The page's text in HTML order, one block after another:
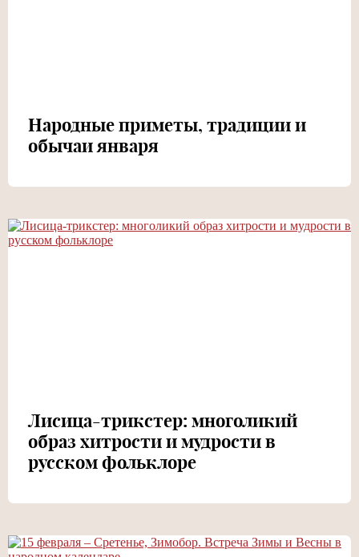
Народные приметы, традиции и
обычаи января
Лисица-трикстер: многоликий
образ хитрости и мудрости в
русском фольклоре